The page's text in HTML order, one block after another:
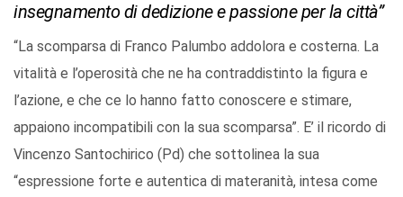
insegnamento di dedizione e passione per la città”
“La scomparsa di Franco Palumbo addolora e costerna. La
vitalità e l’operosità che ne ha contraddistinto la figura e
l’azione, e che ce lo hanno fatto conoscere e stimare,
appaiono incompatibili con la sua scomparsa”. E’ il ricordo di
Vincenzo Santochirico (Pd) che sottolinea la sua
“espressione forte e autentica di materanità, intesa come